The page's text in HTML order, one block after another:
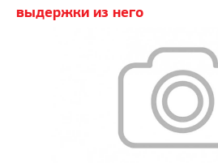
выдержки из него